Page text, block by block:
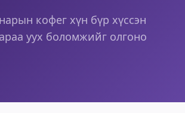
кофег хүн бүр хүссэн
уух боломжийг олгоно